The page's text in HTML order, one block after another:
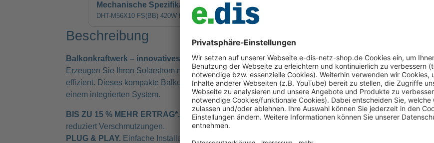
Mechanische Spezifikation DAH Photovoltaikmodule – die weltweit einzigen ohne Rahmen
DHT-M56X10 FS(BB) 420W for SU800
Beschreibung
Balkonkraftwerk – innovatives All-in-One System.
Erzeugen Sie Ihren Solarstrom mit einer Photovoltaikanlage für Ihr Zuhause: innovativ, sicher und
effizient. Dieses kompakte Balkonkraftwerk kombiniert Solarmodul und Mirko-Wechselrichter in
einem integrierten System.
BIS ZU 15 % MEHR ERTRAG*. Patentierte Full-Screen Module. Rahmenloses Moduldesign
reduziert Verschmutzungen.
PLUG & PLAY. Einfache Installation – in 3 Schritten einsatzbereit.